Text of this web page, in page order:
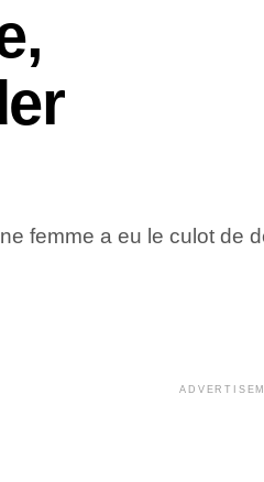
femme a eu le culot de